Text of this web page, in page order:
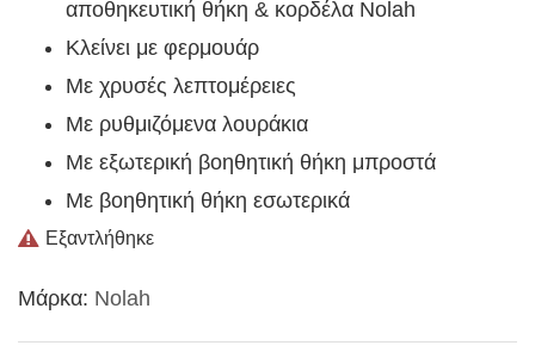
αποθηκευτική θήκη & κορδέλα Nolah
Kλείνει με φερμουάρ
Με χρυσές λεπτομέρειες
Με ρυθμιζόμενα λουράκια
Με εξωτερική βοηθητική θήκη μπροστά
Με βοηθητική θήκη εσωτερικά
Εξαντλήθηκε
Μάρκα: Nolah